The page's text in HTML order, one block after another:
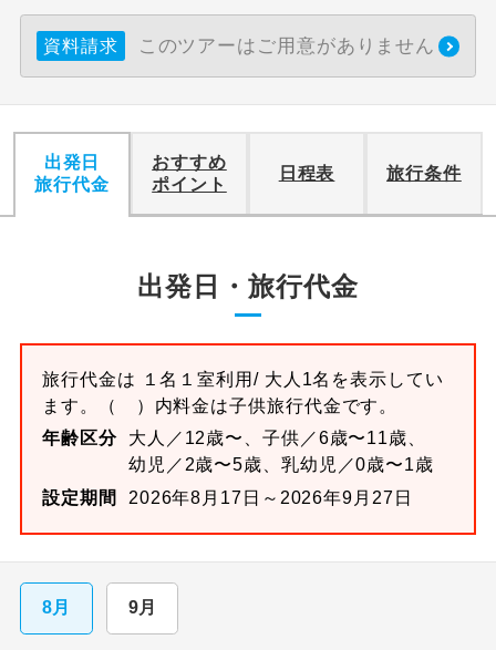
資料請求 このツアーはご用意がありません
出発日
旅行代金
おすすめ
ポイント
日程表 旅行条件
出発日・旅行代金
旅行代金は １名１室利用/ 大人1名を表示してい
ます。
（ ）内料金は子供旅行代金です。
年齢区分
大人／12歳〜、子供／6歳〜11歳、
幼児／2歳〜5歳、乳幼児／0歳〜1歳
設定期間
2026年8月17日～2026年9月27日
8月 9月